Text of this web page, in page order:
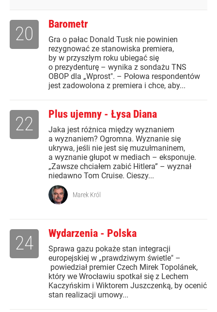
Barometr
Gra o pałac Donald Tusk nie powinien
rezygnować ze stanowiska premiera,
by w przyszłym roku ubiegać się
o prezydenturę – wynika z sondażu TNS
OBOP dla „Wprost". – Połowa respondentów
jest zadowolona z premiera i chce, aby...
20
Plus ujemny - Łysa Diana
Jaka jest różnica między wyznaniem
a wyznaniem? Ogromna. Wyznanie się
ukrywa, jeśli nie jest się muzułmaninem,
a wyznanie głupot w mediach – eksponuje.
„Zawsze chciałem zabić Hitlera” – wyznał
niedawno Tom Cruise. Cieszy...
22
Marek Król
Wydarzenia - Polska
Sprawa gazu pokaże stan integracji
europejskiej w „prawdziwym świetle" –
powiedział premier Czech Mirek Topolánek,
który we Wrocławiu spotkał się z Lechem
Kaczyńskim i Wiktorem Juszczenką, by ocenić
stan realizacji umowy...
24